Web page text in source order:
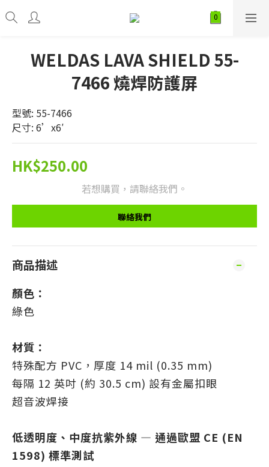
WELDAS LAVA SHIELD 55-
7466 燒焊防護屏
型號: 55-7466
尺寸: 6’x6′
HK$250.00
若想購買，請聯絡我們。
聯絡我們
商品描述
顏色：
綠色
材質：
特殊配方 PVC，厚度 14 mil (0.35 mm)
每隔 12 英吋 (約 30.5 cm) 設有金屬扣眼
超音波焊接
低透明度、中度抗紫外線 — 通過歐盟 CE (EN
1598) 標準測試